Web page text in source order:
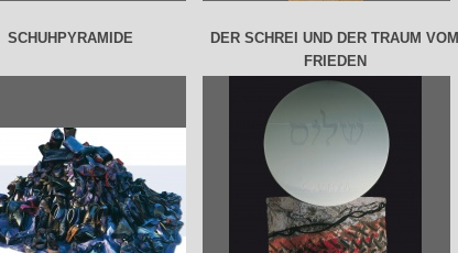
SCHUHPYRAMIDE
DER SCHREI UND DER TRAUM VOM
FRIEDEN